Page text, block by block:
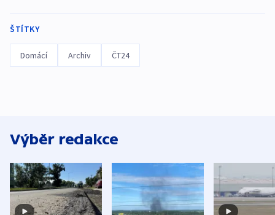
ŠTÍTKY
Domácí Archiv ČT24
Výběr redakce